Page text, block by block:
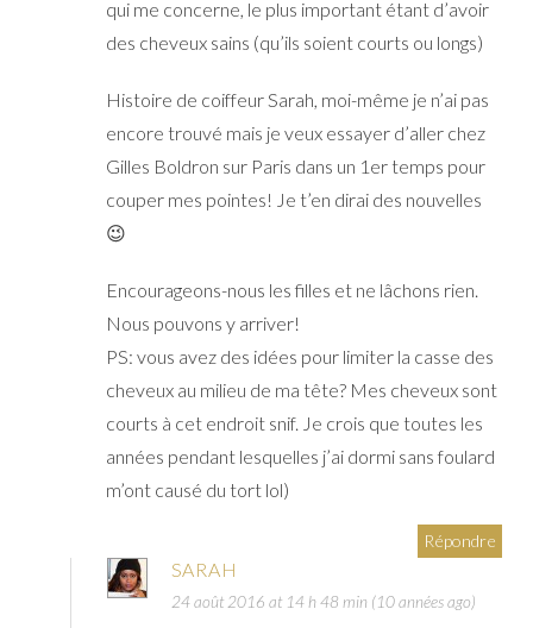
qui me concerne, le plus important étant d’avoir
des cheveux sains (qu’ils soient courts ou longs)
Histoire de coiffeur Sarah, moi-même je n’ai pas
encore trouvé mais je veux essayer d’aller chez
Gilles Boldron sur Paris dans un 1er temps pour
couper mes pointes! Je t’en dirai des nouvelles
😉
Encourageons-nous les filles et ne lâchons rien.
Nous pouvons y arriver!
PS: vous avez des idées pour limiter la casse des
cheveux au milieu de ma tête? Mes cheveux sont
courts à cet endroit snif. Je crois que toutes les
années pendant lesquelles j’ai dormi sans foulard
m’ont causé du tort lol)
Répondre
SARAH
24 août 2016 at 14 h 48 min (10 années ago)